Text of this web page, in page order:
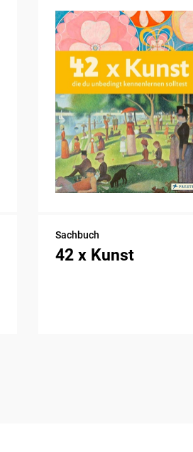
Sachbuch
42 x Kunst